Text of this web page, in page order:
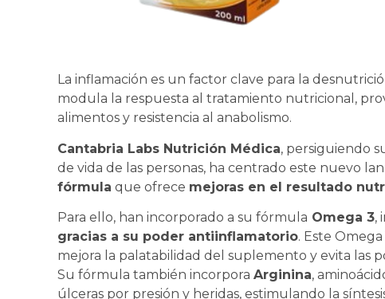
La inflamación es un factor clave para la
modula la respuesta al tratamiento nutricional,
alimentos y resistencia al anabolismo.
Cantabria Labs Nutrición Médica, persiguiendo
de vida de las personas, ha centrado este nuevo
fórmula que ofrece mejoras en el resultado
Para ello, han incorporado a su fórmula Omega 3,
gracias a su poder antiinflamatorio. Este
mejora la palatabilidad del suplemento y evita las
Su fórmula también incorpora Arginina,
úlceras por presión y heridas, estimulando la